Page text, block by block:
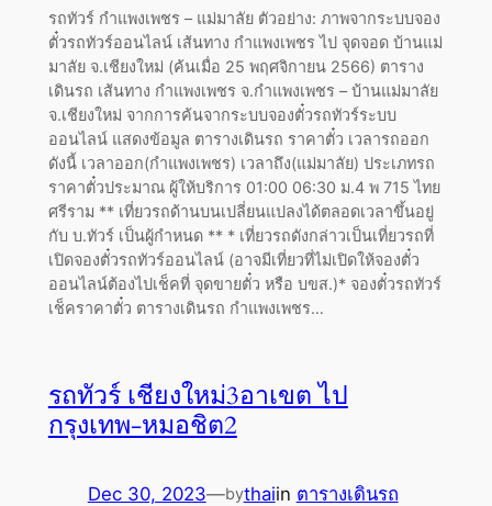
รถทัวร์ กำแพงเพชร – แม่มาลัย ตัวอย่าง: ภาพจากระบบจอง
ตั๋วรถทัวร์ออนไลน์ เส้นทาง กำแพงเพชร ไป จุดจอด บ้านแม่
มาลัย จ.เชียงใหม่ (ค้นเมื่อ 25 พฤศจิกายน 2566) ตาราง
เดินรถ เส้นทาง กำแพงเพชร จ.กำแพงเพชร – บ้านแม่มาลัย
จ.เชียงใหม่ จากการค้นจากระบบจองตั๋วรถทัวร์ระบบ
ออนไลน์ แสดงข้อมูล ตารางเดินรถ ราคาตั๋ว เวลารถออก
ดังนี้ เวลาออก(กำแพงเพชร) เวลาถึง(แม่มาลัย) ประเภทรถ
ราคาตั๋วประมาณ ผู้ให้บริการ 01:00 06:30 ม.4 พ 715 ไทย
ศรีราม ** เที่ยวรถด้านบนเปลี่ยนแปลงได้ตลอดเวลาขึ้นอยู่
กับ บ.ทัวร์ เป็นผู้กำหนด ** * เที่ยวรถดังกล่าวเป็นเที่ยวรถที่
เปิดจองตั๋วรถทัวร์ออนไลน์ (อาจมีเที่ยวที่ไม่เปิดให้จองตั๋ว
ออนไลน์ต้องไปเช็คที่ จุดขายตั๋ว หรือ บขส.)* จองตั๋วรถทัวร์
เช็คราคาตั๋ว ตารางเดินรถ กำแพงเพชร…
รถทัวร์ เชียงใหม่3อาเขต ไป
กรุงเทพ-หมอชิต2
Dec 30, 2023—bythaiin ตารางเดินรถ